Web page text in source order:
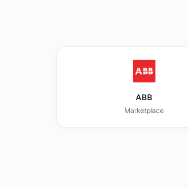
ABB
Marketplace